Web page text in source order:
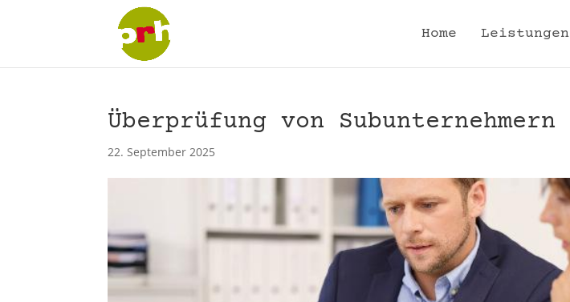
Home Leistungen
Überprüfung von Subunternehmern
22. September 2025